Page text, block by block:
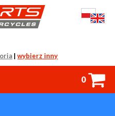
|wybierz inny

0